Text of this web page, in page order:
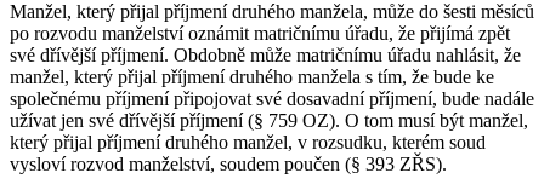
Manžel, který přijal příjmení druhého manžela, může do šesti měsíců
po rozvodu manželství oznámit matričnímu úřadu, že přijímá zpět
své dřívější příjmení. Obdobně může matričnímu úřadu nahlásit, že
manžel, který přijal příjmení druhého manžela s tím, že bude ke
společnému příjmení připojovat své dosavadní příjmení, bude nadále
užívat jen své dřívější příjmení (§ 759 OZ). O tom musí být manžel,
který přijal příjmení druhého manžel, v rozsudku, kterém soud
vysloví rozvod manželství, soudem poučen (§ 393 ZŘS).